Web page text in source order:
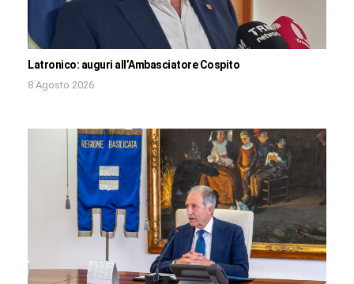
Latronico: auguri all’Ambasciatore Cospito
8 Agosto 2026